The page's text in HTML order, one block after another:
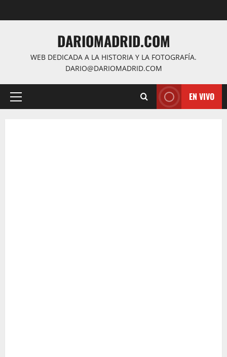
al
DARIOMADRID.COM
WEB DEDICADA A LA HISTORIA Y LA FOTOGRAFÍA.
DARIO@DARIOMADRID.COM
Menú
EN VIVO